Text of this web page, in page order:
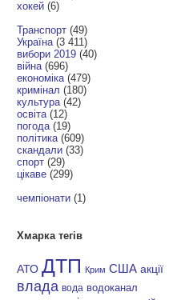
хокей (6)
Транспорт (49)
Україна (3 411)
вибори 2019 (40)
війна (696)
економіка (479)
кримінал (180)
культура (42)
освіта (12)
погода (19)
політика (609)
скандали (33)
спорт (29)
цікаве (299)
чемпіонати (1)
Хмарка тегів
АТО ДТП Крим США акції
влада вода водоканал